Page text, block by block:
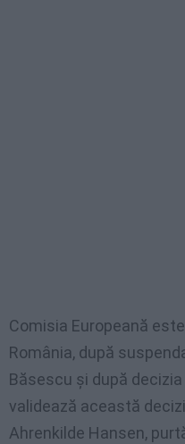
Comisia Europeană
România, după
Băsescu şi după
validează această
Ahrenkilde Hansen,